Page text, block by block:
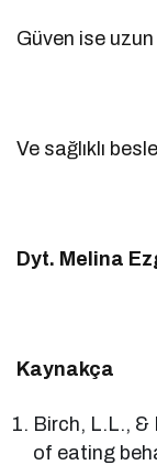
Güven ise uzun
Ve sağlıklı
Dyt. Melina
Kaynakça
Birch, L.L., &
of eating